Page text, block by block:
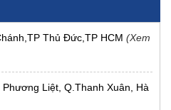
Thủ Đức,TP HCM (Xem
Liệt, Q.Thanh Xuân, Hà